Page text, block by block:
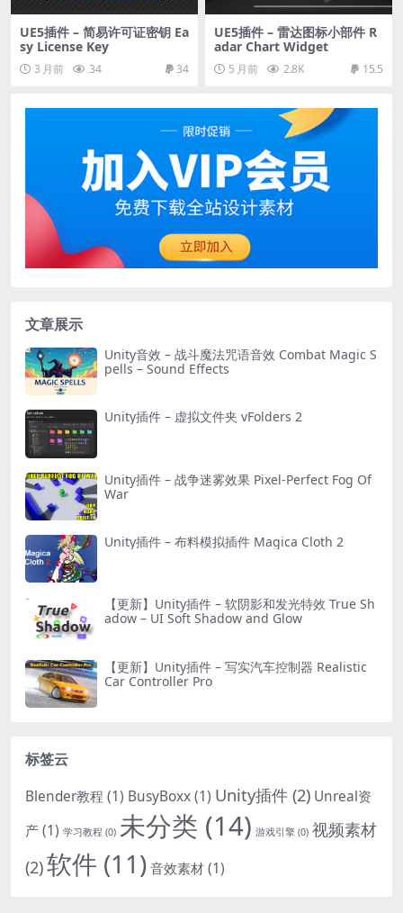
UE5插件 – 简易许可证密钥 Ea
sy License Key
3 月前 34 34
UE5插件 – 雷达图标小部件 R
adar Chart Widget
5 月前 2.8K 15.5
文章展示
Unity音效 – 战斗魔法咒语音效 Combat Magic S
pells – Sound Effects
Unity插件 – 虚拟文件夹 vFolders 2
Unity插件 – 战争迷雾效果 Pixel-Perfect Fog Of
War
Unity插件 – 布料模拟插件 Magica Cloth 2
【更新】Unity插件 – 软阴影和发光特效 True Sh
adow – UI Soft Shadow and Glow
【更新】Unity插件 – 写实汽车控制器 Realistic
Car Controller Pro
标签云
Blender教程 (1) BusyBoxx(1) Unity插件 (2) Unreal资
产(1) 学习教程 (0) 未分类 (14) 游戏引擎 (0) 视频素材
(2)软件 (11)音效素材(1)